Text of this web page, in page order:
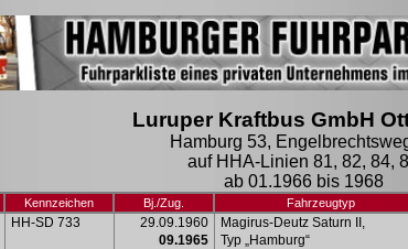
Luruper Kraftbus GmbH
Hamburg 53,
auf HHA-Linien 81, 82, 84,
ab 01.1966 bis 1968
Kennzeichen Bj ./Zug. Fahrzeugtyp
HH-SD 733
29.09.1960
09.1965
Magirus-Deutz Saturn II,
Typ„Hamburg“